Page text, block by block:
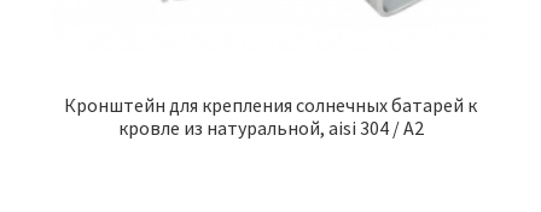
Кронштейн для крепления солнечных батарей к
кровле из натуральной, aisi 304 / A2